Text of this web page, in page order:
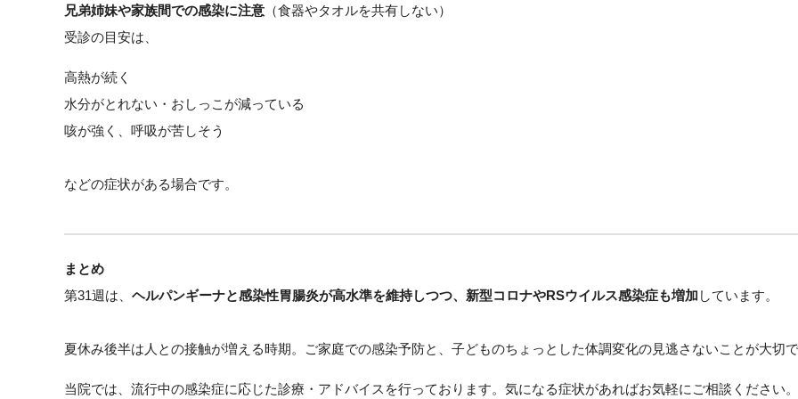
兄弟姉妹や家族間での感染に注意 （食器やタオルを共有しない）
受診の目安は、
高熱が続く
水分がとれない・おしっこが減っている
咳が強く、呼吸が苦しそう
などの症状がある場合です。
まとめ
第31週は、 ヘルパンギーナと感染性胃腸炎が高水準を維持しつつ、新型コロナやRSウイルス感染症も増加 しています。
夏休み後半は人との接触が増える時期。ご家庭での感染予防と、子どものちょっとした体調変化の見逃さないことが大切で
当院では、流行中の感染症に応じた診療・アドバイスを行っております。気になる症状があればお気軽にご相談ください。